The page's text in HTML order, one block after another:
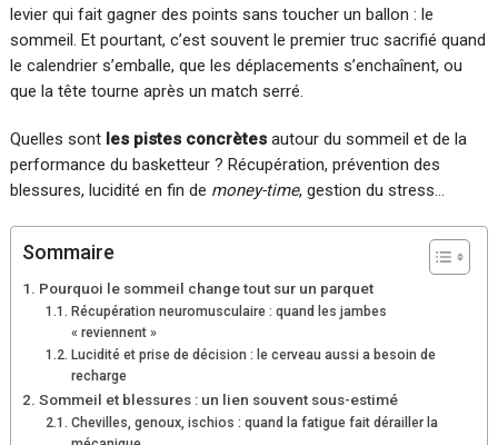
levier qui fait gagner des points sans toucher un ballon : le
sommeil. Et pourtant, c’est souvent le premier truc sacrifié quand
le calendrier s’emballe, que les déplacements s’enchaînent, ou
que la tête tourne après un match serré.
Quelles sont les pistes concrètesautour du sommeil et de la
performance du basketteur ? Récupération, prévention des
blessures, lucidité en fin de money-time, gestion du stress…
Sommaire
Pourquoi le sommeil change tout sur un parquet
Récupération neuromusculaire : quand les jambes
« reviennent »
Lucidité et prise de décision : le cerveau aussi a besoin de
recharge
Sommeil et blessures : un lien souvent sous-estimé
Chevilles, genoux, ischios : quand la fatigue fait dérailler la